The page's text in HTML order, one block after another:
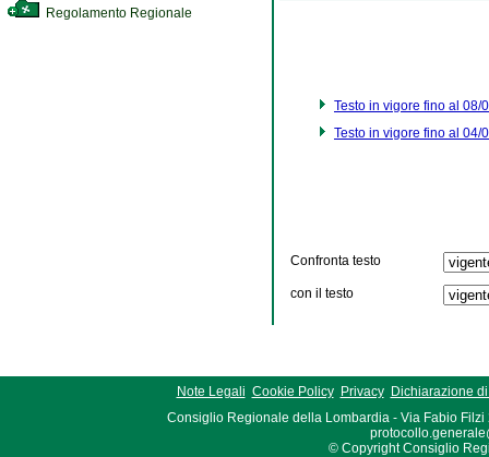
Regolamento Regionale
Testo in vigore fino al 08/
Testo in vigore fino al 04/
Confronta testo
con il testo
Note Legali Cookie Policy Privacy
Dichiarazione
Consiglio Regionale della Lombardia - Via Fabio Filzi
© Copyright Consiglio